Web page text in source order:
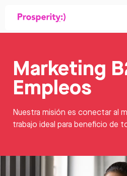
Marketing
Empleos
Nuestra misión es conectar al
trabajo ideal para beneficio de